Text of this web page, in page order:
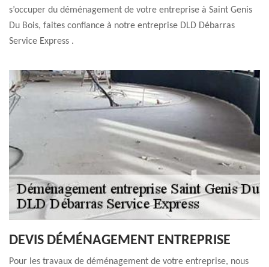
s’occuper du déménagement de votre entreprise à Saint Genis
Du Bois, faites confiance à notre entreprise DLD Débarras
Service Express .
DEVIS DÉMÉNAGEMENT ENTREPRISE
Pour les travaux de déménagement de votre entreprise, nous